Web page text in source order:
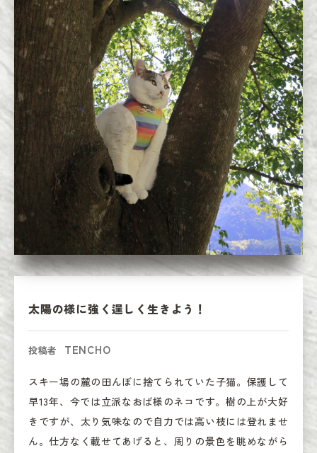
太陽の様に強く逞しく生きよう！
投稿者 TENCHO
スキー場の麓の田んぼに捨てられていた子猫。保護して
早13年、今では立派なおば様のネコです。樹の上が大好
きですが、太り気味なので自力では高い枝には登れませ
ん。仕方なく載せてあげると、周りの景色を眺めながら